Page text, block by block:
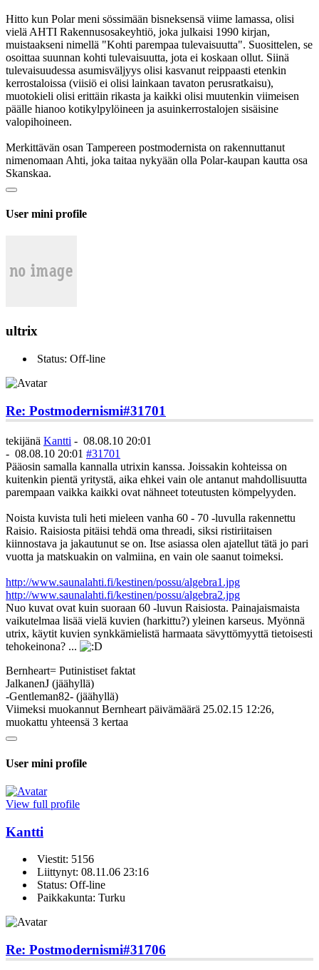
Hitto kun Polar meni sössimään bisneksensä viime lamassa, olisi
vielä AHTI Rakennusosakeyhtiö, joka julkaisi 1990 kirjan,
muistaakseni nimellä "Kohti parempaa tulevaisuutta". Suosittelen, se
osoittaa suunnan kohti tulevaisuutta, jota ei koskaan ollut. Siinä
tulevaisuudessa asumisväljyys olisi kasvanut reippaasti etenkin
kerrostaloissa (viisiö ei olisi lainkaan tavaton perusratkaisu),
muotokieli olisi erittäin rikasta ja kaikki olisi muutenkin viimeisen
päälle hianoo kotikylpylöineen ja asuinkerrostalojen sisäisine
valopihoineen.
Merkittävän osan Tampereen postmodernista on rakennuttanut
nimenomaan Ahti, joka taitaa nykyään olla Polar-kaupan kautta osa
Skanskaa.
User mini profile
ultrix
Status: Off-line
Re: Postmodernismi#31701
tekijänä Kantti - 08.08.10 20:01
- 08.08.10 20:01 #31701
Pääosin samalla kannalla utrixin kanssa. Joissakin kohteissa on
kuitenkin pientä yritystä, aika ehkei vain ole antanut mahdollisuutta
parempaan vaikka kaikki ovat nähneet toteutusten kömpelyyden.
Noista kuvista tuli heti mieleen vanha 60 - 70 -luvulla rakennettu
Raisio. Raisiosta pitäisi tehdä oma threadi, siksi ristiriitaisen
kiinnostava ja jakautunut se on. Itse asiassa olen ajatellut tätä jo pari
vuotta ja matskuakin on valmiina, en vain ole saanut toimeksi.
http://www.saunalahti.fi/kestinen/possu/algebra1.jpg
http://www.saunalahti.fi/kestinen/possu/algebra2.jpg
Nuo kuvat ovat kuin suoraan 60 -luvun Raisiosta. Painajaismaista
vaikutelmaa lisää vielä kuvien (harkittu?) yleinen karseus. Myönnä
utrix, käytit kuvien synkkämielistä harmaata sävyttömyyttä tietoisesti
tehokeinona? ...
Bernheart= Putinistiset faktat
JalkanenJ (jäähyllä)
-Gentleman82- (jäähyllä)
Viimeksi muokannut Bernheart päivämäärä 25.02.15 12:26,
muokattu yhteensä 3 kertaa
User mini profile
View full profile
Kantti
Viestit: 5156
Liittynyt: 08.11.06 23:16
Status: Off-line
Paikkakunta: Turku
Re: Postmodernismi#31706